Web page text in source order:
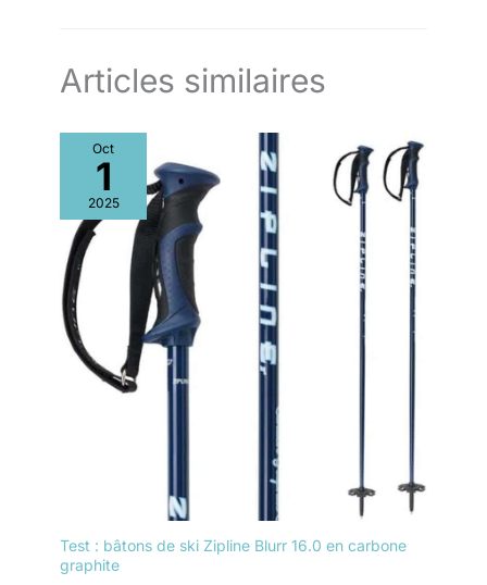
Articles similaires
Oct
1
2025
Test : bâtons de ski Zipline Blurr 16.0 en carbone
graphite